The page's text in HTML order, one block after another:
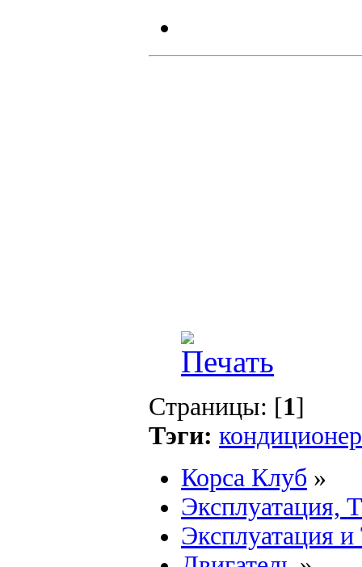
Страницы: [1]
Тэги: кондиционер
Корса Клуб »
Эксплуатация,
Эксплуатация